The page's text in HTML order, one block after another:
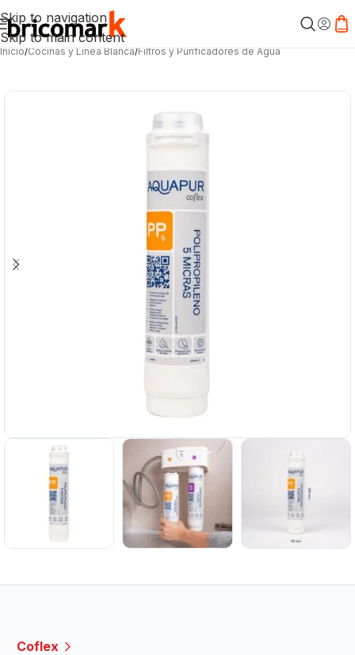
Skip to navigation
Skip to main content
Inicio/Cocinas y Línea Blanca/Filtros y Purificadores de Agua
Coflex